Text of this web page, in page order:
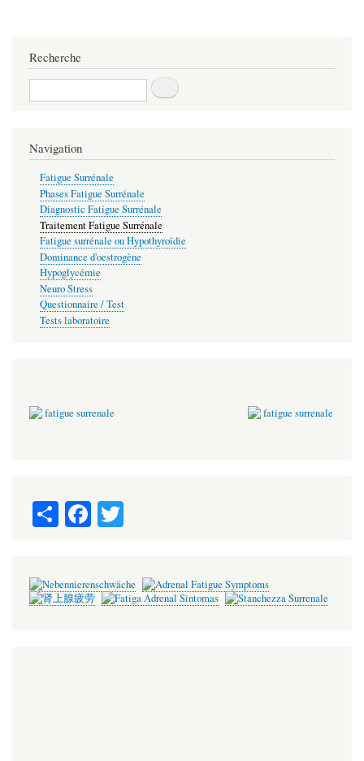
Recherche
Recherche
Navigation
Fatigue Surrénale
Phases Fatigue Surrénale
Diagnostic Fatigue Surrénale
Traitement Fatigue Surrénale
Fatigue surrénale ou Hypothyroïdie
Dominance d'oestrogène
Hypoglycémie
Neuro Stress
Questionnaire / Test
Tests laboratoire
S
ha
Fa
ce
okr